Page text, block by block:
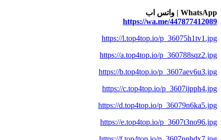
WhatsApp | واتس اب
https://wa.me/447877412089
https://l.top4top.io/p_36075h1tv1.jpg
https://a.top4top.io/p_360788sqz2.jpg
https://b.top4top.io/p_3607aev6u3.jpg
https://c.top4top.io/p_3607ijpph4.jpg
https://d.top4top.io/p_36079n6ka5.jpg
https://e.top4top.io/p_3607t3no96.jpg